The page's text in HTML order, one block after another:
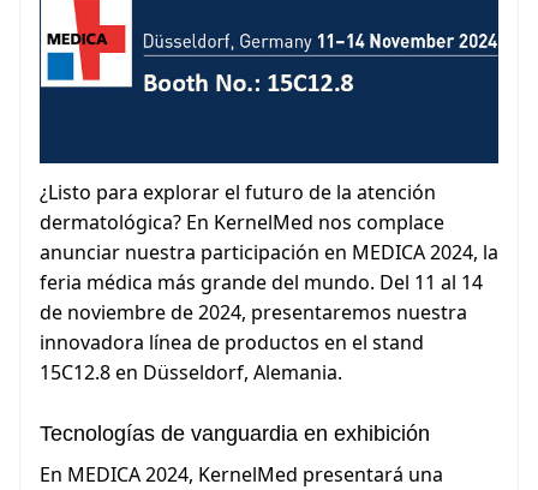
¿Listo para explorar el futuro de la atención
dermatológica? En KernelMed nos complace
anunciar nuestra participación en MEDICA 2024, la
feria médica más grande del mundo. Del 11 al 14
de noviembre de 2024, presentaremos nuestra
innovadora línea de productos en el stand
15C12.8 en Düsseldorf, Alemania.
Tecnologías de vanguardia en exhibición
En MEDICA 2024, KernelMed presentará una